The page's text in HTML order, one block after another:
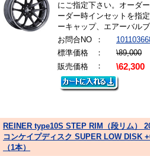
にご指定下さい。オーダ
ーダー時インセットを指
ーキャップ、エアーバルブ
お問合NO
：
標準価格
： \89,000
販売価格
： \62,300
REINER type10S STEP RIM（段リム）
コンケイプディスク SUPER LOW DISK
（1本）